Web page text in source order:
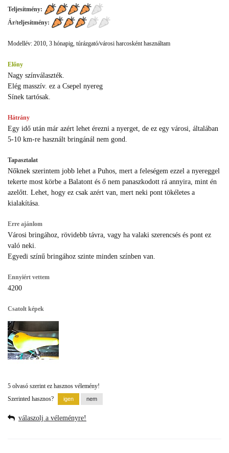
Teljesítmény:
Ár/teljesítmény:
Modellév: 2010, 3 hónapig, túrázgató/városi harcosként használtam
Előny
Nagy színválaszték.
Elég masszív. ez a Csepel nyereg
Sínek tartósak.
Hátrány
Egy idő után már azért lehet érezni a nyerget, de ez egy városi, általában
5-10 km-re használt bringánál nem gond.
Tapasztalat
Nőknek szerintem jobb lehet a Puhos, mert a feleségem ezzel a nyereggel
tekerte most körbe a Balatont és ő nem panaszkodott rá annyira, mint én
azelőtt. Lehet, hogy ez csak azért van, mert neki pont tökéletes a
kialakítása.
Erre ajánlom
Városi bringához, rövidebb távra, vagy ha valaki szerencsés és pont ez
való neki.
Egyedi színű bringához szinte minden színben van.
Ennyiért vettem
4200
Csatolt képek
5 olvasó szerint ez hasznos vélemény!
Szerinted hasznos?
válaszolj a véleményre!